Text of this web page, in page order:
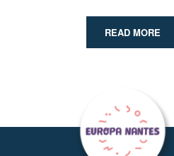
READ MORE